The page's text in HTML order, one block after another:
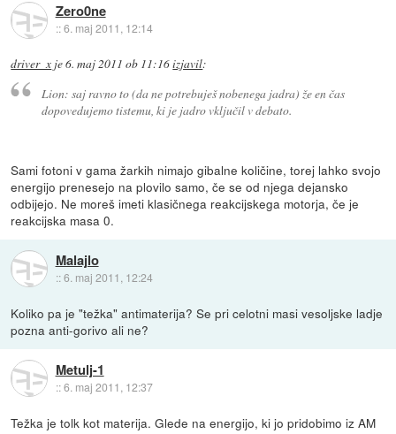
Zero0ne
::6. maj 2011, 12:14
driver_x je6. maj 2011 ob 11:16izjavil:
Lion: saj ravno to (da ne potrebuješ nobenega jadra) že en čas
dopovedujemo tistemu, ki je jadro vključil v debato.
Sami fotoni v gama žarkih nimajo gibalne količine, torej lahko svojo
energijo prenesejo na plovilo samo, če se od njega dejansko
odbijejo. Ne moreš imeti klasičnega reakcijskega motorja, če je
reakcijska masa 0.
Malajlo
::6. maj 2011, 12:24
Koliko pa je "težka" antimaterija? Se pri celotni masi vesoljske ladje
pozna anti-gorivo ali ne?
Metulj-1
::6. maj 2011, 12:37
Težka je tolk kot materija. Glede na energijo, ki jo pridobimo iz AM